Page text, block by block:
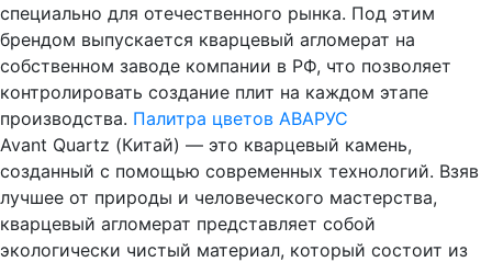
специально для отечественного рынка. Под этим
брендом выпускается кварцевый агломерат на
собственном заводе компании в РФ, что позволяет
контролировать создание плит на каждом этапе
производства. Палитра цветов АВАРУС
Avant Quartz (Китай) — это кварцевый камень,
созданный с помощью современных технологий. Взяв
лучшее от природы и человеческого мастерства,
кварцевый агломерат представляет собой
экологически чистый материал, который состоит из